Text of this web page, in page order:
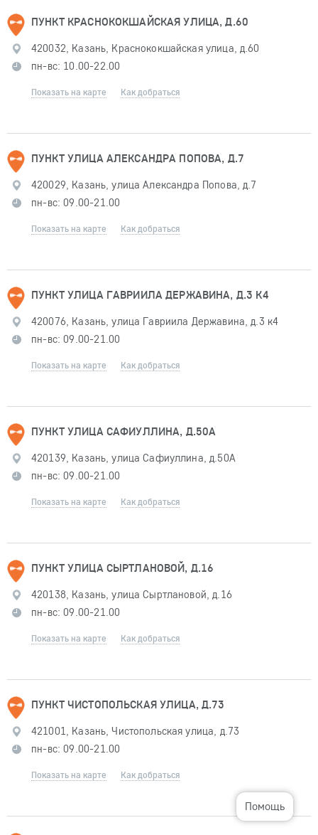
Помощь
ПУНКТ КРАСНОКОКШАЙСКАЯ УЛИЦА, Д.60
420032, Казань, Краснококшайская улица, д.60
пн-вс: 10.00-22.00
Показать на карте Как добраться
ПУНКТ УЛИЦА АЛЕКСАНДРА ПОПОВА, Д.7
420029, Казань, улица Александра Попова, д.7
пн-вс: 09.00-21.00
Показать на карте Как добраться
ПУНКТ УЛИЦА ГАВРИИЛА ДЕРЖАВИНА, Д.3 К4
420076, Казань, улица Гавриила Державина, д.3 к4
пн-вс: 09.00-21.00
Показать на карте Как добраться
ПУНКТ УЛИЦА САФИУЛЛИНА, Д.50А
420139, Казань, улица Сафиуллина, д.50А
пн-вс: 09.00-21.00
Показать на карте Как добраться
ПУНКТ УЛИЦА СЫРТЛАНОВОЙ, Д.16
420138, Казань, улица Сыртлановой, д.16
пн-вс: 09.00-21.00
Показать на карте Как добраться
ПУНКТ ЧИСТОПОЛЬСКАЯ УЛИЦА, Д.73
421001, Казань, Чистопольская улица, д.73
пн-вс: 09.00-21.00
Показать на карте Как добраться